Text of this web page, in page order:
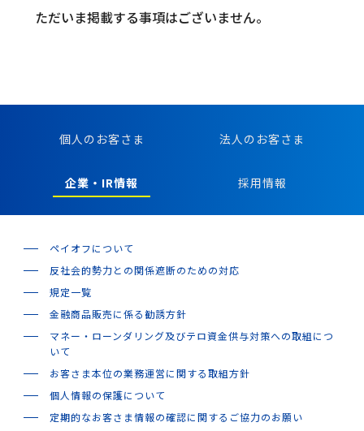
金利・手数料・為替
企業情報
IR情報
株主の皆さまへ
ただいま掲載する事項はございません。
個人のお客さま 法人のお客さま
企業・IR情報 採用情報
ペイオフについて
反社会的勢力との関係遮断のための対応
規定一覧
金融商品販売に係る勧誘方針
マネー・ローンダリング及びテロ資金供与対策への取組につ
いて
お客さま本位の業務運営に関する取組方針
個人情報の保護について
定期的なお客さま情報の確認に関するご協力のお願い